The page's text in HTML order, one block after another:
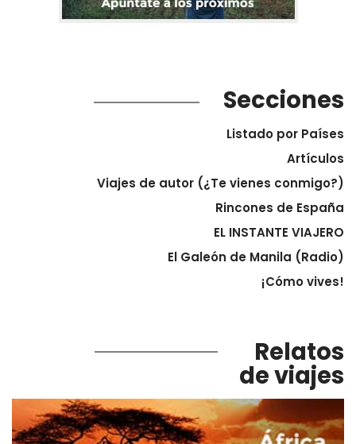
Secciones
Listado por Países
Artículos
Viajes de autor (¿Te vienes conmigo?)
Rincones de España
EL INSTANTE VIAJERO
El Galeón de Manila (Radio)
¡Cómo vives!
Relatos
de viajes